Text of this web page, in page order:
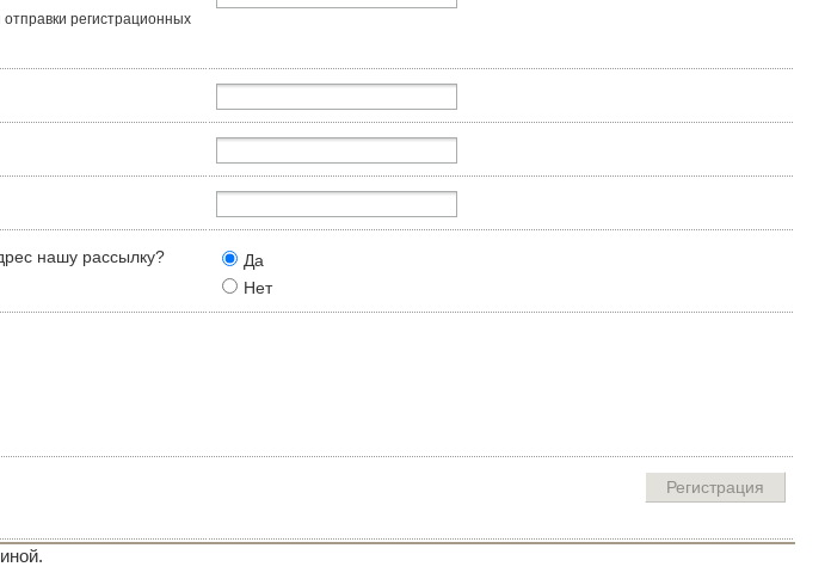
регистрационных
нашу рассылку?
Да
Нет